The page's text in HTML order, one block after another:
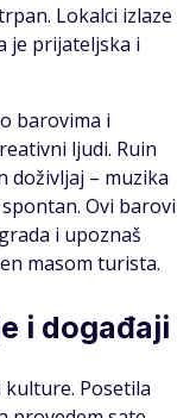
Lokalci izlaze
je prijateljska i
barovima i
ljudi. Ruin
doživljaj – muzika
Ovi barovi
i upoznaš
masom turista.
i događaji
Posetila